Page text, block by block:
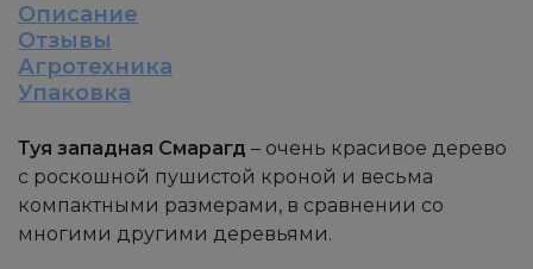
Описание
Отзывы
Агротехника
Упаковка
Туя западная Смарагд – очень красивое дерево
с роскошной пушистой кроной и весьма
компактными размерами, в сравнении со
многими другими деревьями.